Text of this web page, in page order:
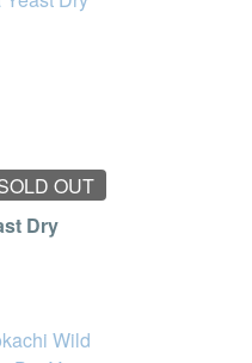
OUT
Dry